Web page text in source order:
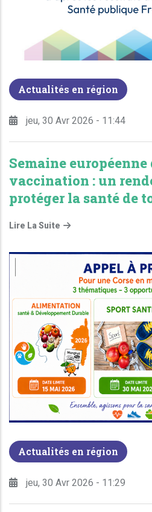
Actualités en région
jeu, 30 Avr 2026 - 11:44
Semaine européenne
vaccination : un
protéger la santé de
Lire La Suite
Actualités en région
jeu, 30 Avr 2026 - 11:29